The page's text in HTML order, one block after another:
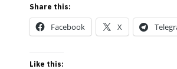
Share this:
Facebook X
Like this: